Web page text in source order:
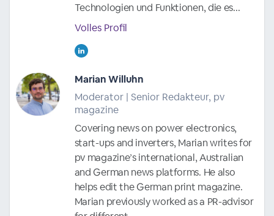
Technologien und Funktionen, die es...
Volles Profil
Marian Willuhn
Moderator | Senior Redakteur, pv
magazine
Covering news on power electronics,
start-ups and inverters, Marian writes for
pv magazine’s international, Australian
and German news platforms. He also
helps edit the German print magazine.
Marian previously worked as a PR-advisor